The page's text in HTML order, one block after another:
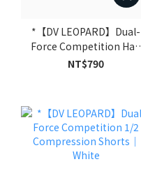
*【DV LEOPARD】Dual-
Force Competition Half
Compression Shorts｜
NT$790